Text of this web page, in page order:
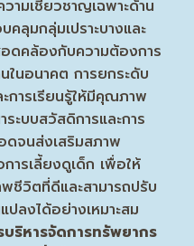
ามเชี่ยวชาญเฉพาะด้าน
ลุมกลุ่มเปราะบางและ
ดคล้องกับความต้องการ
ในอนาคต การยกระดับ
การเรียนรู้ให้มีคุณภาพ
ะบบสวัสดิการและการ
ดจนส่งเสริมสภาพ
ารเลี้ยงดูเด็ก เพื่อให้
ชีวิตที่ดีและสามารถปรับ
ลงได้อย่างเหมาะสม
บริหารจัดการทรัพยากร